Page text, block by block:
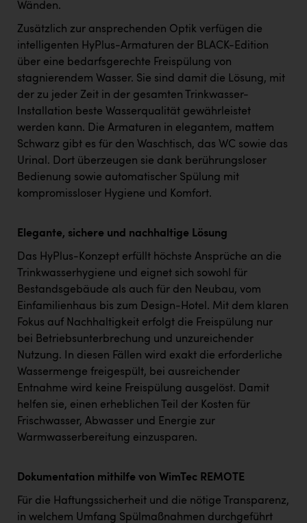
Wänden.
Zusätzlich zur ansprechenden Optik verfügen die
intelligenten HyPlus-Armaturen der BLACK-Edition
über eine bedarfsgerechte Freispülung von
stagnierendem Wasser. Sie sind damit die Lösung, mit
der zu jeder Zeit in der gesamten Trinkwasser-
Installation beste Wasserqualität gewährleistet
werden kann. Die Armaturen in elegantem, mattem
Schwarz gibt es für den Waschtisch, das WC sowie das
Urinal. Dort überzeugen sie dank berührungsloser
Bedienung sowie automatischer Spülung mit
kompromissloser Hygiene und Komfort.
Elegante, sichere und nachhaltige Lösung
Das HyPlus-Konzept erfüllt höchste Ansprüche an die
Trinkwasserhygiene und eignet sich sowohl für
Bestandsgebäude als auch für den Neubau, vom
Einfamilienhaus bis zum Design-Hotel. Mit dem klaren
Fokus auf Nachhaltigkeit erfolgt die Freispülung nur
bei Betriebsunterbrechung und unzureichender
Nutzung. In diesen Fällen wird exakt die erforderliche
Wassermenge freigespült, bei ausreichender
Entnahme wird keine Freispülung ausgelöst. Damit
helfen sie, einen erheblichen Teil der Kosten für
Frischwasser, Abwasser und Energie zur
Warmwasserbereitung einzusparen.
Dokumentation mithilfe von WimTec REMOTE
Für die Haftungssicherheit und die nötige Transparenz,
in welchem Umfang Spülmaßnahmen durchgeführt